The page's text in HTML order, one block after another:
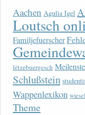
Aachen Agulia Igel
Loutsch
Familjefuerscher
lëtzebuergesch
Schlußstein
Wappenlexikon
Theme